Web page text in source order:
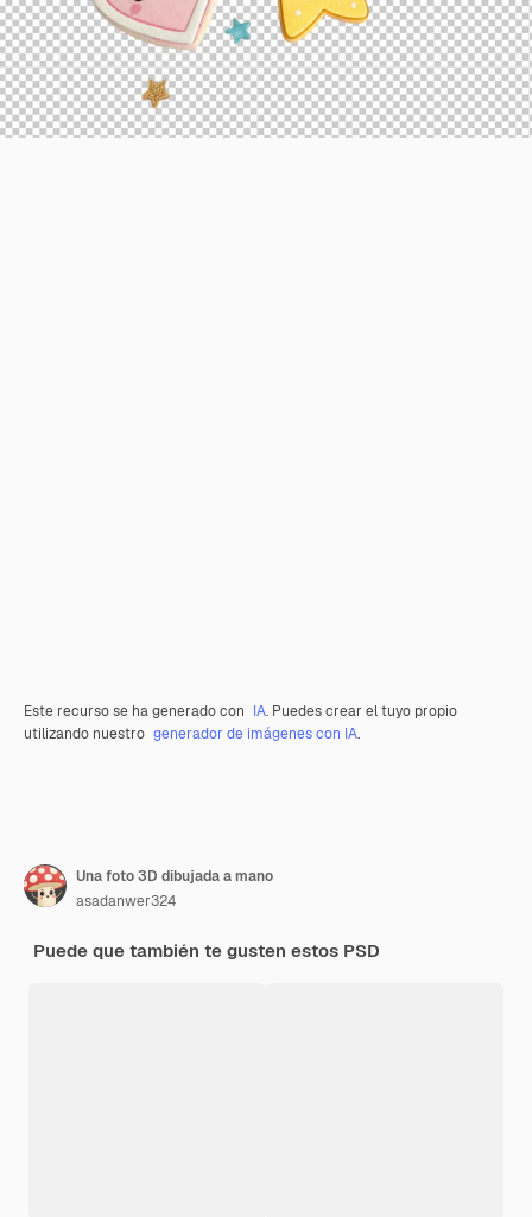
Este recurso se ha generado con IA. Puedes crear el tuyo propio
utilizando nuestro generador de imágenes con IA.
Una foto 3D dibujada a mano
asadanwer324
Puede que también te gusten estos PSD